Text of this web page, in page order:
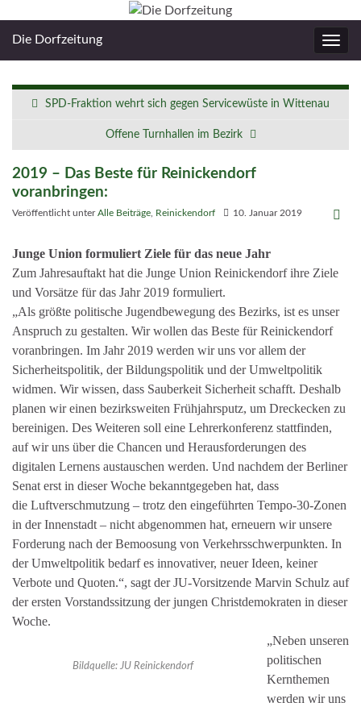
Die Dorfzeitung
SPD-Fraktion wehrt sich gegen Servicewüste in Wittenau
Offene Turnhallen im Bezirk
2019 – Das Beste für Reinickendorf
voranbringen:
Veröffentlicht unterAlle Beiträge Reinickendorf 10. Januar 2019
Junge Union formuliert Ziele für das neue Jahr
Zum Jahresauftakt hat die Junge Union Reinickendorf ihre Ziele
und Vorsätze für das Jahr 2019 formuliert.
„Als größte politische Jugendbewegung des Bezirks, ist es unser
Anspruch zu gestalten. Wir wollen das Beste für Reinickendorf
voranbringen. Im Jahr 2019 werden wir uns vor allem der
Sicherheitspolitik, der Bildungspolitik und der Umweltpolitik
widmen. Wir wissen, dass Sauberkeit Sicherheit schafft. Deshalb
planen wir einen bezirksweiten Frühjahrsputz, um Dreckecken zu
bereinigen. Des Weiteren soll eine Lehrerkonferenz stattfinden,
auf wir uns über die Chancen und Herausforderungen des
digitalen Lernens austauschen werden. Und nachdem der Berliner
Senat erst in dieser Woche bekanntgegeben hat, dass
die Luftverschmutzung – trotz den eingeführten Tempo-30-Zonen
in der Innenstadt – nicht abgenommen hat, erneuern wir unsere
Forderung nach der Bemoosung von Verkehrsschwerpunkten. In
der Umweltpolitik bedarf es innovativer, neuer Ideen, keiner
Verbote und Quoten.“, sagt der JU-Vorsitzende Marvin Schulz auf
der ersten Vorstandssitzung der jungen Christdemokraten in dieser
Woche.
Bildquelle: JU Reinickendorf
„Neben unseren
politischen
Kernthemen
werden wir uns